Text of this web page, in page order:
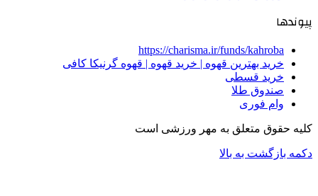
پیوندها
https://charisma.ir/funds/kahroba
خرید بهترین قهوه | خرید قهوه | قهوه گرنیکا کافی
خرید قسطی
صندوق طلا
وام فوری
کلیه حقوق متعلق به مهر ورزشی است
دکمه بازگشت به بالا